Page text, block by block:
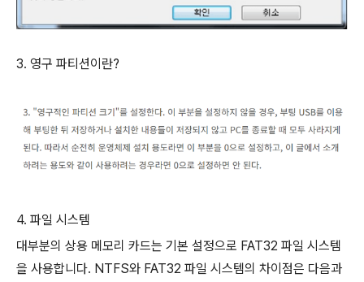
3. 영구 파티션이란?
4. 파일 시스템
대부분의 상용 메모리 카드는 기본 설정으로 FAT32 파일 시스템
을 사용합니다. NTFS와 FAT32 파일 시스템의 차이점은 다음과